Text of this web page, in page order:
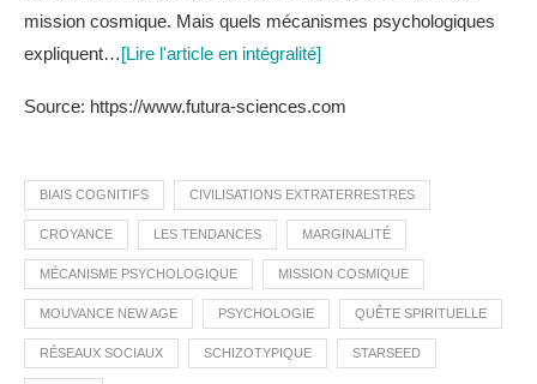
mission cosmique. Mais quels mécanismes psychologiques
expliquent…[Lire l'article en intégralité]
Source: https://www.futura-sciences.com
BIAIS COGNITIFS CIVILISATIONS EXTRATERRESTRES
CROYANCE LES TENDANCES MARGINALITÉ
MÉCANISME PSYCHOLOGIQUE MISSION COSMIQUE
MOUVANCE NEW AGE PSYCHOLOGIE QUÊTE SPIRITUELLE
RÉSEAUX SOCIAUX SCHIZOTYPIQUE STARSEED